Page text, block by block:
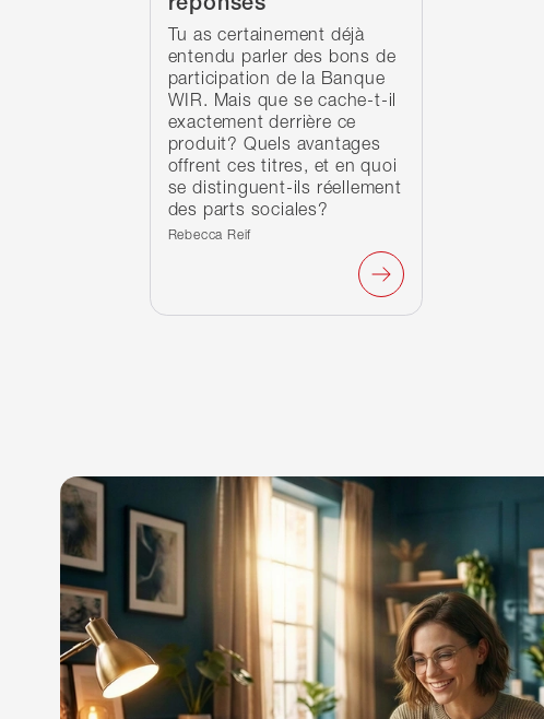
Tu as certainement déjà
entendu parler des bons de
participation de la Banque
WIR. Mais que se cache-t-il
exactement derrière ce
produit? Quels avantages
offrent ces titres, et en quoi
se distinguent-ils réellement
des parts sociales?
Écrit par :
Rebecca Reif